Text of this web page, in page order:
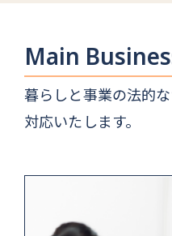
Main
暮らしと事業の法的
対応いたします。